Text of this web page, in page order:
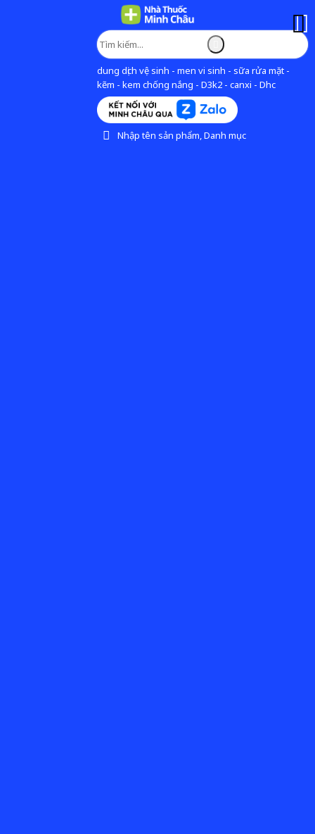
dung dịch vệ sinh - men vi sinh - sữa rửa mặt -
kẽm - kem chống nắng - D3k2 - canxi - Dhc
Nhập tên sản phẩm, Danh mục